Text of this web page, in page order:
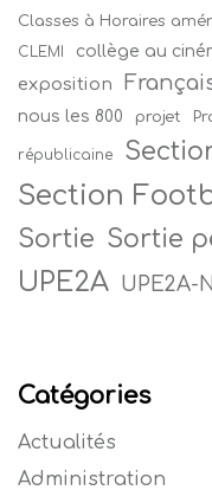
Classes à Horaires
CLEMI collège au
exposition
nous les 800 projet
républicaine
Section
Sortie Sortie
UPE2A UPE2A-
Catégories
Actualités
Administration